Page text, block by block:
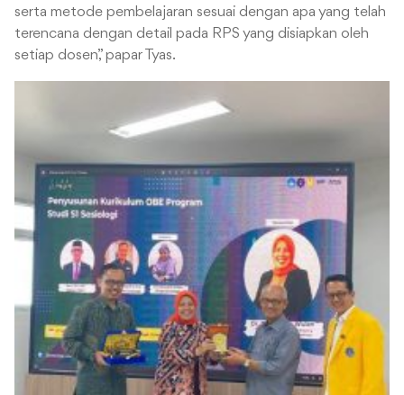
serta metode pembelajaran sesuai dengan apa yang telah
terencana dengan detail pada RPS yang disiapkan oleh
setiap dosen,” papar Tyas.